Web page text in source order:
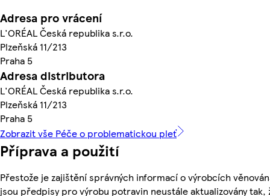
Adresa pro vrácení
L'ORÉAL Česká republika s.r.o.
Plzeňská 11/213
Praha 5
Adresa distributora
L'ORÉAL Česká republika s.r.o.
Plzeňská 11/213
Praha 5
Zobrazit vše Péče o problematickou pleť
Příprava a použití
Přestože je zajištění správných informací o výrobcích
jsou předpisy pro výrobu potravin neustále aktualizovány tak,